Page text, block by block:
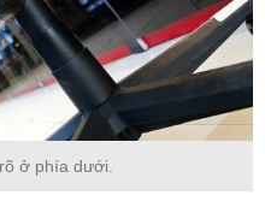
ở phía dưới.